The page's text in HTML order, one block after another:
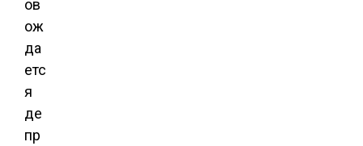
ов
ож
да
етс
я
де
пр